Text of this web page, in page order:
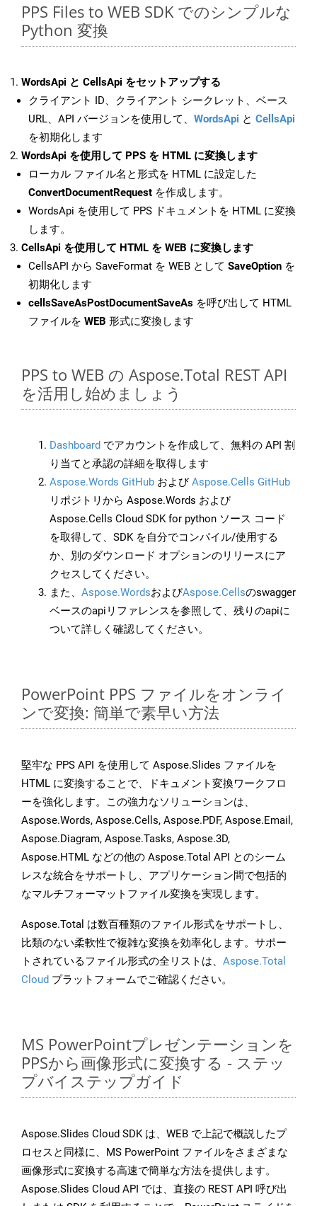
PPS Files to WEB SDK でのシンプルな
Python 変換
WordsApi と CellsApi をセットアップする
クライアント ID、クライアント シークレット、ベース
URL、API バージョンを使用して、 WordsApi と CellsApi
を初期化します
WordsApi を使用して PPS を HTML に変換します
ローカル ファイル名と形式を HTML に設定した
ConvertDocumentRequest を作成します。
WordsApi を使用して PPS ドキュメントを HTML に変換
します。
CellsApi を使用して HTML を WEB に変換します
CellsAPI から SaveFormat を WEB として SaveOption を
初期化します
cellsSaveAsPostDocumentSaveAs を呼び出して HTML
ファイルを WEB 形式に変換します
PPS to WEB の Aspose.Total REST API
を活用し始めましょう
Dashboard でアカウントを作成して、無料の API 割
り当てと承認の詳細を取得します
Aspose.Words GitHub およびAspose.Cells GitHub
リポジトリから Aspose.Words および
Aspose.Cells Cloud SDK for python ソース コード
を取得して、SDK を自分でコンパイル/使用する
か、別のダウンロード オプションのリリースにア
クセスしてください。
また、 Aspose.WordsおよびAspose.Cellsのswagger
ベースのapiリファレンスを参照して、残りのapiに
ついて詳しく確認してください。
PowerPoint PPS ファイルをオンライ
ンで変換: 簡単で素早い方法
堅牢な PPS API を使用して Aspose.Slides ファイルを
HTML に変換することで、ドキュメント変換ワークフロ
ーを強化します。この強力なソリューションは、
Aspose.Words, Aspose.Cells, Aspose.PDF, Aspose.Email,
Aspose.Diagram, Aspose.Tasks, Aspose.3D,
Aspose.HTML などの他の Aspose.Total API とのシーム
レスな統合をサポートし、アプリケーション間で包括的
なマルチフォーマットファイル変換を実現します。
Aspose.Total は数百種類のファイル形式をサポートし、
比類のない柔軟性で複雑な変換を効率化します。サポー
トされているファイル形式の全リストは、 Aspose.Total
Cloud プラットフォームでご確認ください。
MS PowerPointプレゼンテーションを
PPSから画像形式に変換する - ステッ
プバイステップガイド
Aspose.Slides Cloud SDK は、WEB で上記で概説したプ
ロセスと同様に、MS PowerPoint ファイルをさまざまな
画像形式に変換する高速で簡単な方法を提供します。
Aspose.Slides Cloud API では、直接の REST API 呼び出